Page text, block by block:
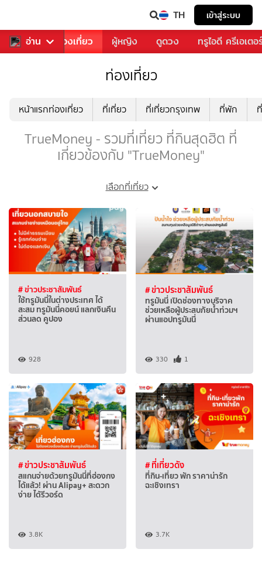
TH เข้าสู่ระบบ
อ่าน
อาหาร ท่องเที่ยว ผู้หญิง ดูดวง ทรูไอดี ครีเอเตอ
ท่องเที่ยว
หน้าแรกท่องเที่ยว ที่เที่ยว ที่เที่ยวกรุงเทพ ที่พัก
TrueMoney - รวมที่เที่ยว ที่กินสุดฮิต ที่
เกี่ยวข้องกับ "TrueMoney"
เลือกที่เที่ยว
# ข่าวประชาสัมพันธ์
ใช้ทรูมันนี่ในต่างประเทศ ได้
สะสม ทรูมันนี่คอยน์ แลกเงินคืน
ส่วนลด คูปอง
928
# ข่าวประชาสัมพันธ์
ทรูมันนี่ เปิดช่องทางบริจาค
ช่วยเหลือผู้ประสบภัยน้ำท่วมฯ
ผ่านแอปทรูมันนี่
330 1
# ข่าวประชาสัมพันธ์
สแกนจ่ายด้วยทรูมันนี่ที่ฮ่องกง
ได้แล้ว! ผ่าน Alipay+ สะดวก
ง่าย ได้รีวอร์ด
3.8K
# ที่เที่ยวดัง
ที่กิน-เที่ยว พัก ราคาน่ารัก
ฉะเชิงเทรา
3.7K